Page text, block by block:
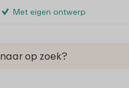
Met eigen ontwerp